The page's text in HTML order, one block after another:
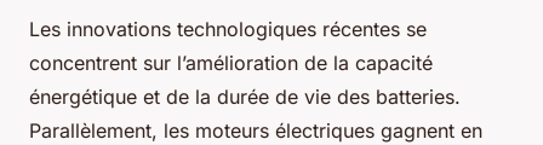
Les innovations technologiques récentes se
concentrent sur l’amélioration de la capacité
énergétique et de la durée de vie des batteries.
Parallèlement, les moteurs électriques gagnent en